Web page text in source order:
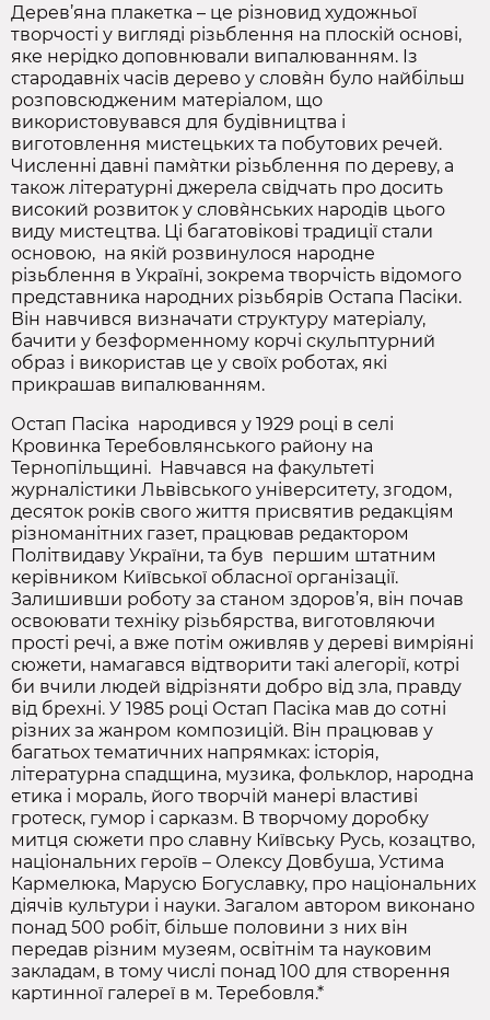
Дерев’яна плакетка – це різновид художньої
творчості у вигляді різьблення на плоскій основі,
яке нерідко доповнювали випалюванням. Із
стародавніх часів дерево у слов`ян було найбільш
розповсюдженим матеріалом, що
використовувався для будівництва і
виготовлення мистецьких та побутових речей.
Численні давні пам`ятки різьблення по дереву, а
також літературні джерела свідчать про досить
високий розвиток у слов`янських народів цього
виду мистецтва. Ці багатовікові традиції стали
основою, на якій розвинулося народне
різьблення в Україні, зокрема творчість відомого
представника народних різьбярів Остапа Пасіки.
Він навчився визначати структуру матеріалу,
бачити у безформенному корчі скульптурний
образ і використав це у своїх роботах, які
прикрашав випалюванням.
Остап Пасіка народився у 1929 році в селі
Кровинка Теребовлянського району на
Тернопільщині. Навчався на факультеті
журналістики Львівського університету, згодом,
десяток років свого життя присвятив редакціям
різноманітних газет, працював редактором
Політвидаву України, та був першим штатним
керівником Київської обласної організації.
Залишивши роботу за станом здоров’я, він почав
освоювати техніку різьбярства, виготовляючи
прості речі, а вже потім оживляв у дереві вимріяні
сюжети, намагався відтворити такі алегорії, котрі
би вчили людей відрізняти добро від зла, правду
від брехні. У 1985 році Остап Пасіка мав до сотні
різних за жанром композицій. Він працював у
багатьох тематичних напрямках: історія,
літературна спадщина, музика, фольклор, народна
етика і мораль, його творчій манері властиві
гротеск, гумор і сарказм. В творчому доробку
митця сюжети про славну Київську Русь, козацтво,
національних героїв – Олексу Довбуша, Устима
Кармелюка, Марусю Богуславку, про національних
діячів культури і науки. Загалом автором виконано
понад 500 робіт, більше половини з них він
передав різним музеям, освітнім та науковим
закладам, в тому числі понад 100 для створення
картинної галереї в м. Теребовля.*